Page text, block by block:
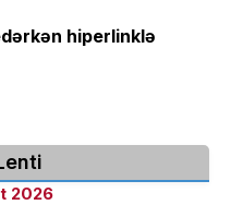
hiperlinklə
2026